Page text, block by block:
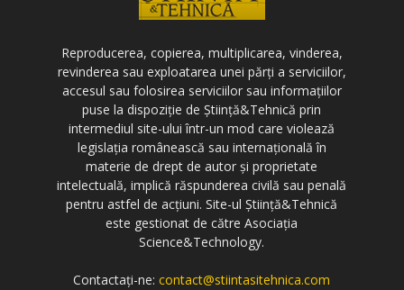
Reproducerea, copierea, multiplicarea, vinderea,
revinderea sau exploatarea unei părți a serviciilor,
accesul sau folosirea serviciilor sau informațiilor
puse la dispoziție de Știință&Tehnică prin
intermediul site-ului într-un mod care violează
legislația românească sau internațională în
materie de drept de autor și proprietate
intelectuală, implică răspunderea civilă sau penală
pentru astfel de acțiuni. Site-ul Știință&Tehnică
este gestionat de către Asociația
Science&Technology.
Contactați-ne:contact@stiintasitehnica.com